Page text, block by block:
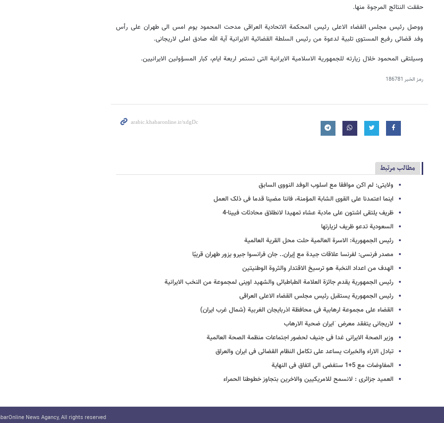
حققت النتائج المرجوة منها.
ووصل رئیس مجلس القضاء الاعلی رئیس المحکمة الاتحادیة العراقی مدحت المحمود یوم امس الی طهران علی رأس
وفد قضائی رفیع المستوی تلبیة لدعوة من رئیس السلطة القضائیة الایرانیة آیة الله صادق املی لاریجانی.
وسیلتقی المحمود خلال زیارته للجمهوریة الاسلامیة الایرانیة التی تستمر اربعة ایام، کبار المسؤولین الایرانیین.
رمز الخبر 186781
مطالب مرتبط
ولایتی: لم اکن موافقا مع اسلوب الوفد النووی السابق
اینما اعتمدنا علی القوی الشابة المؤمنة، فاننا مضینا قدما فی ذلک العمل
ظریف یلتقی اشتون علی مادبة عشاء تمهیدا لانطلاق محادثات فیینا-4
السعودیة تدعو ظریف لزیارتها
رئیس الجمهوریة: الاسرة العالمیة حلت محل القریة العالمیة
مصدر فرنسی: لفرنسا علاقات جیدة مع إیران.. جان فرانسوا جیرو یزور طهران قریبًا
الهدف من اعداد النخبة هو ترسیخ الاقتدار والثروة الوطنیتین
رئیس الجمهوریة یقدم جائزة العلامة الطباطبائی والشهید اوینی لمجموعة من النخب الایرانیة
رئیس الجمهوریة یستقبل رئیس مجلس القضاء الاعلی العراقی
القضاء علی مجموعة ارهابیة فی محافظة اذربایجان الغربیة (شمال غرب ایران)
لاریجانی یتفقد معرض ˈایران ضحیة الارهاب
وزیر الصحة الایرانی غدا فی جنیف لحضور اجتماعات منظمة الصحة العالمیة
تبادل الاراء والخبرات یساعد علی تکامل النظام القضائی فی ایران والعراق
المفاوضات مع 5+1 ستفضی الی اتفاق فی النهایة
العمید جزائری : لانسمح للامریکیین والاخرین بتجاوز خطوطنا الحمراء
News Agancy, All rights reserved.